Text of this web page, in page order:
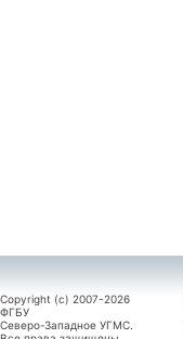
Copyright (c) 2007-2026
ФГБУ
Северо-Западное УГМС.